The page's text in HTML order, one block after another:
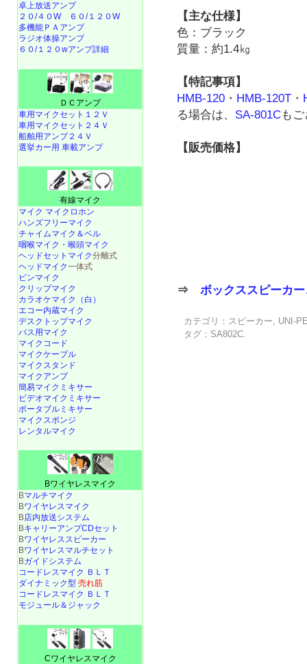
【主な仕様】
色：ブラック
質量：約1.4㎏
【特記事項】
HMB-120 ・ HMB-120T ・
る場合は、 SA-801Cも
【販売価格】
⇒ボックススピーカ
カテゴリ： スピーカー, UNI-
タグ： SA802C.
卓上放送アンプ
２０/４０W
６０/１２０W
多機能ＰＡアンプ
ラジオ体操アンプ
６０/１２０wアンプ詳細
ＤＣアンプ
車用マイクセット１２Ｖ
車用マイクセット２４Ｖ
船舶用アンプ２４Ｖ
選挙カー用 車載アンプ
有線マイク
マイク マイクロホン
ハンズフリーマイク
チャイムマイク＆ベル
咽喉マイク・喉頭マイク
ヘッドセットマイク分離式
ヘッドマイク一体式
ピンマイク
クリップマイク
カラオケマイク（白）
エコー内蔵マイク
デスクトップマイク
バス用マイク
マイクコード
マイクケーブル
マイクスタンド
マイクアンプ
簡易マイクミキサー
ビデオマイクミキサー
ポータブルミキサー
マイクスポンジ
レンタルマイク
Bワイヤレスマイク
Bマルチマイク
Bワイヤレスマイク
B店内放送システム
BキャリーアンプCDセット
Bワイヤレススピーカー
Bワイヤレスマルチセット
Bガイドシステム
コードレスマイク ＢＬＴ
ダイナミック型 売れ筋
コードレスマイク ＢＬＴ
モジュール＆ジャック
Cワイヤレスマイク